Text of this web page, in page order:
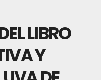
LIBRO
Y